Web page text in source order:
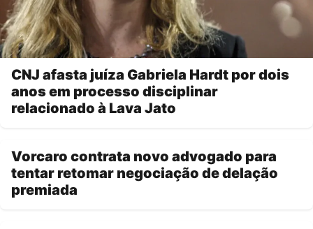
CNJ afasta juíza Gabriela Hardt por dois
anos em processo disciplinar
relacionado à Lava Jato
Vorcaro contrata novo advogado para
tentar retomar negociação de delação
premiada